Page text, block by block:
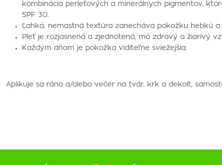
kombinácia perleťových a minerálnych pigmentov,
SPF 30.
Ľahká, nemastná textúra zanecháva pokožku hebkú a
Pleť je rozjasnená a zjednotená, má zdravý a žiarivý
Každým dňom je pokožka viditeľne sviežejšia.
Aplikuje sa ráno a/alebo večer na tvár, krk a dekolt,